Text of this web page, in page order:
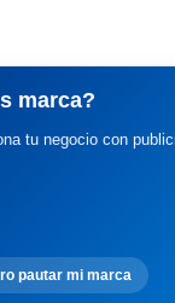
marca?
tu negocio con
pautar mi marca